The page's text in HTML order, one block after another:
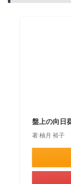
盤上の向日
著:柚月 裕子